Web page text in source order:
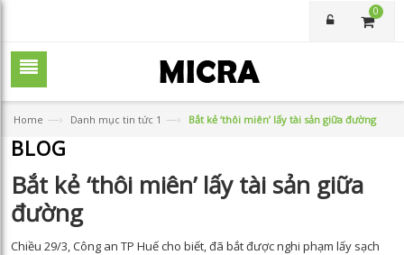
0
Home —› Danh mục tin tức 1 —› Bắt kẻ ‘thôi miên’ lấy tài sản giữa đường
BLOG
Bắt kẻ ‘thôi miên’ lấy tài sản giữa
đường
Chiều 29/3, Công an TP Huế cho biết, đã bắt được nghi phạm lấy sạch